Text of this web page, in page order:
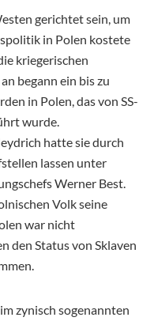
gerichtet sein, um
in Polen kostete
kriegerischen
begann ein bis zu
in Polen, das von SS-
wurde.
hatte sie durch
lassen unter
Werner Best.
Volk seine
war nicht
den Status von Sklaven
zynisch sogenannten